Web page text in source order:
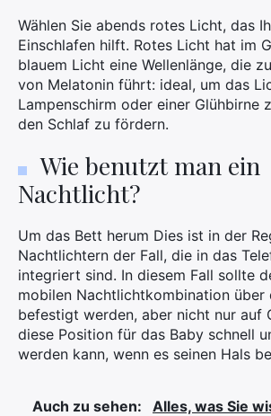
Wählen Sie abends rotes Licht, das
Einschlafen hilft. Rotes Licht hat im
blauem Licht eine Wellenlänge, die
von Melatonin führt: ideal, um das
Lampenschirm oder einer Glühbirne
den Schlaf zu fördern.
Wie benutzt man ein
Nachtlicht?
Um das Bett herum Dies ist in der
Nachtlichtern der Fall, die in das
integriert sind. In diesem Fall sollte
mobilen Nachtlichtkombination über
befestigt werden, aber nicht nur auf
diese Position für das Baby schnell
werden kann, wenn es seinen Hals
Auch zu sehen:
Alles, was Sie